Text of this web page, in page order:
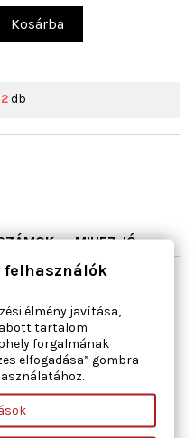
Kosárba
2db
MIHEZ JÓ
élmény javítása,
tartalom
forgalmának
elfogadása” gombra